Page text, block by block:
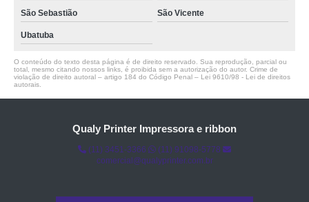
São Sebastião São Vicente
Ubatuba
O conteúdo do texto desta página é de direito reservado. Sua reprodução, parcial ou
total, mesmo citando nossos links, é proibida sem a autorização do autor. Crime de
violação de direito autoral – artigo 184 do Código Penal – Lei 9610/98 - Lei de direitos
autorais
Qualy Printer Impressora e ribbon
(11) 3451-3366
(11) 91098-5778
comercial@qualyprinter.com.br